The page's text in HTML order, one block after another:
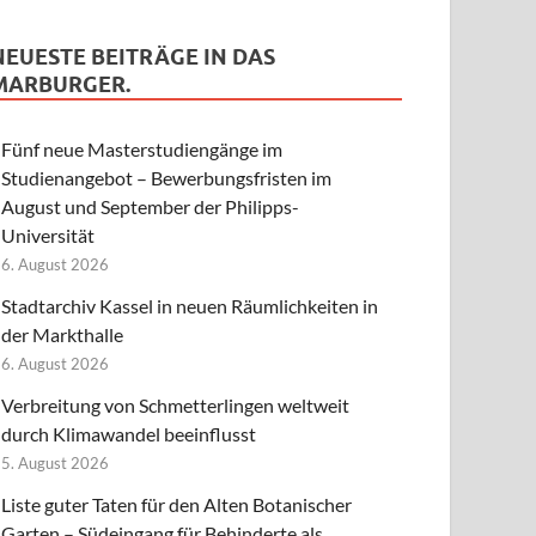
BEITRÄGE IN DAS
Fünf neue Masterstudiengänge im
Studienangebot – Bewerbungsfristen im
August und September der Philipps-
Universität
6. August 2026
Stadtarchiv Kassel in neuen Räumlichkeiten in
der Markthalle
6. August 2026
Verbreitung von Schmetterlingen weltweit
durch Klimawandel beeinflusst
5. August 2026
Liste guter Taten für den Alten Botanischer